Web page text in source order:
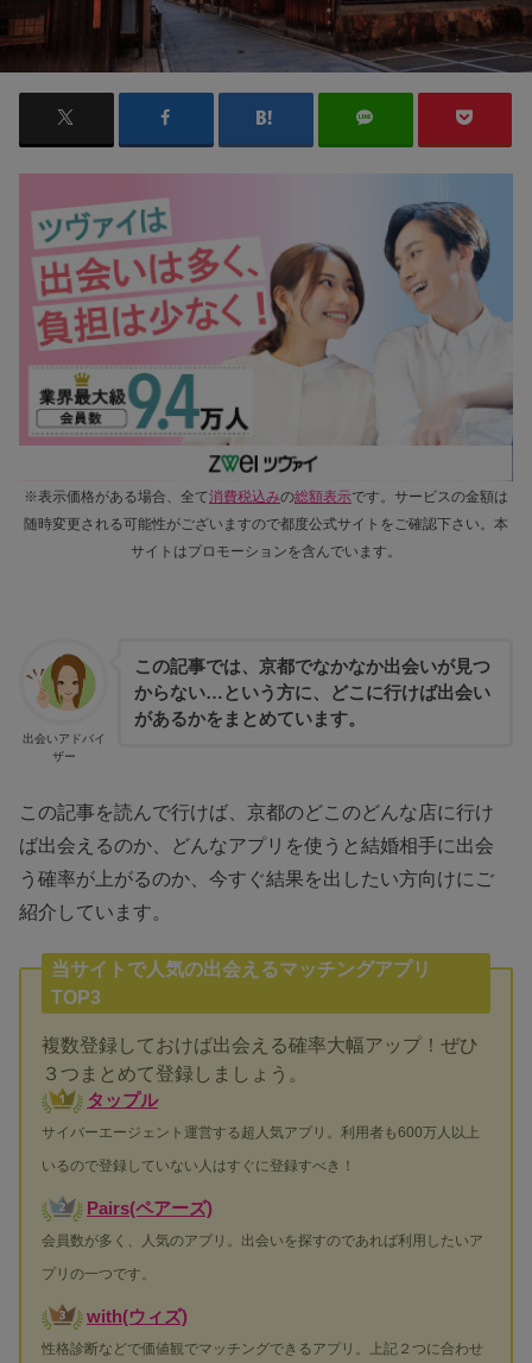
※表示価格がある場合、全て消費税込みの総額表示です。サービスの金額は
随時変更される可能性がございますので都度公式サイトをご確認下さい。本
サイトはプロモーションを含んでいます。
出会いアドバイ
ザー
この記事では、京都でなかなか出会いが見つ
からない…という方に、どこに行けば出会い
があるかをまとめています。
この記事を読んで行けば、京都のどこのどんな店に行け
ば出会えるのか、どんなアプリを使うと結婚相手に出会
う確率が上がるのか、今すぐ結果を出したい方向けにご
紹介しています。
当サイトで人気の出会えるマッチングアプリ
TOP3
複数登録しておけば出会える確率大幅アップ！ぜひ
３つまとめて登録しましょう。
タップル
サイバーエージェント運営する超人気アプリ。利用者も600万人以上
いるので登録していない人はすぐに登録すべき！
Pairs(ペアーズ)
会員数が多く、人気のアプリ。出会いを探すのであれば利用したいア
プリの一つです。
with(ウィズ)
性格診断などで価値観でマッチングできるアプリ。上記２つに合わせ